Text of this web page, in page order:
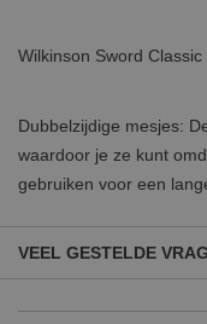
Wilkinson Sword
Dubbelzijdige mesjes:
waardoor je ze kunt
gebruiken voor een
VEEL GESTELDE